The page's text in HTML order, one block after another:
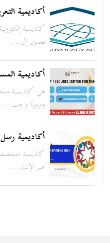
أكاديمية
أكاديمية
فصول إل...
أكاديمية
هي أكاديمية
وتربويًا واجت...
أكاديمية
أكاديمية
عبر الإنت...